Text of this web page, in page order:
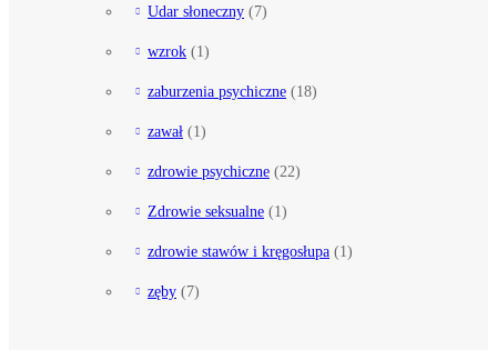
Udar słoneczny (7)
wzrok (1)
zaburzenia psychiczne (18)
zawał (1)
zdrowie psychiczne (22)
Zdrowie seksualne (1)
zdrowie stawów i kręgosłupa (1)
zęby (7)